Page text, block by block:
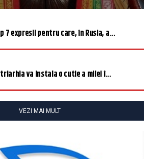
7 expresii pentru care, în Rusia, a...
va instala o cutie a milei î...
VEZI MAI MULT